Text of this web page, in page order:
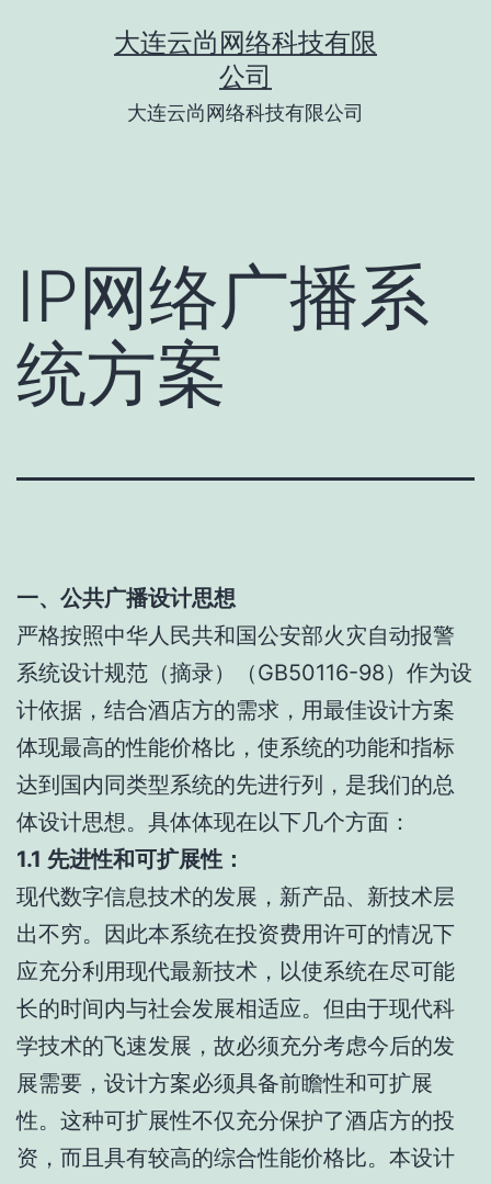
大连云尚网络科技有限
公司
大连云尚网络科技有限公司
IP网络广播系
统方案
一、公共广播设计思想
严格按照中华人民共和国公安部火灾自动报警
系统设计规范（摘录）（GB50116-98）作为设
计依据，结合酒店方的需求，用最佳设计方案
体现最高的性能价格比，使系统的功能和指标
达到国内同类型系统的先进行列，是我们的总
体设计思想。具体体现在以下几个方面：
1.1 先进性和可扩展性：
现代数字信息技术的发展，新产品、新技术层
出不穷。因此本系统在投资费用许可的情况下
应充分利用现代最新技术，以使系统在尽可能
长的时间内与社会发展相适应。但由于现代科
学技术的飞速发展，故必须充分考虑今后的发
展需要，设计方案必须具备前瞻性和可扩展
性。这种可扩展性不仅充分保护了酒店方的投
资，而且具有较高的综合性能价格比。本设计